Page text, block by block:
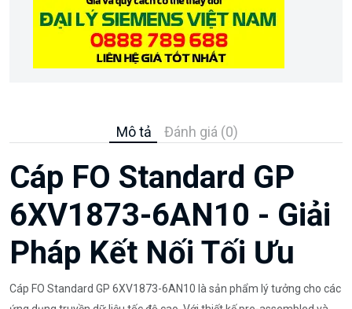
Mô tả Đánh giá (0)
Cáp FO Standard GP
6XV1873-6AN10 - Giải
Pháp Kết Nối Tối Ưu
Cáp FO Standard GP 6XV1873-6AN10 là sản phẩm lý tưởng cho các